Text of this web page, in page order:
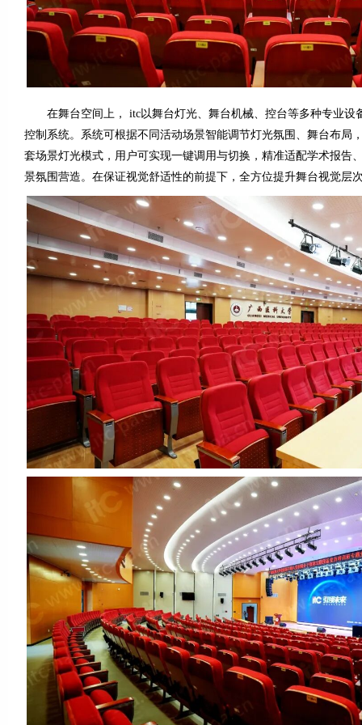
在舞台空间上， itc以舞台灯光、舞台机械、控台等多种专业设
控制系统。系统可根据不同活动场景智能调节灯光氛围、舞台布局
套场景灯光模式，用户可实现一键调用与切换，精准适配学术报告
景氛围营造。在保证视觉舒适性的前提下，全方位提升舞台视觉层